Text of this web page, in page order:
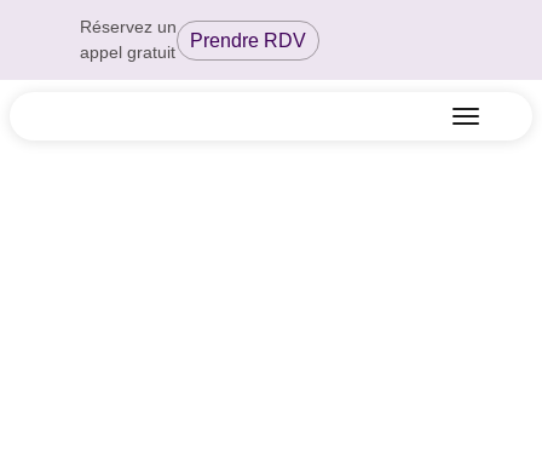
Réservez un
appel gratuit
Prendre RDV